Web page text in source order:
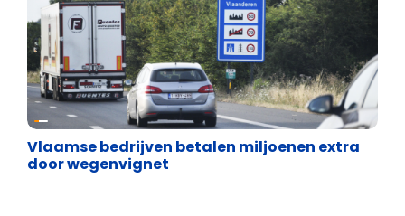
Energie en transport
Vlaamse bedrijven betalen miljoenen extra
door wegenvignet